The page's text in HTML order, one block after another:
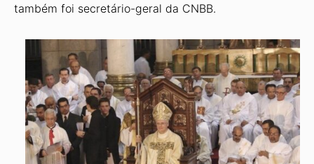
também foi secretário-geral da CNBB.